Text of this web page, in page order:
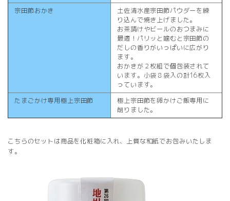
宗田節おかき
土佐清水産宗田節パウダーを練
り込んで焼き上げました。
お茶請けやビールのおつまみに
最適！パリッと噛むと宗田節の
だしの香りがいっぱいに広がり
ます。
おかきが２枚組で個包装されて
います。小袋８袋入の計16枚入
っています。
たまごかけ専用極上宗田節
極上宗田節を卵かけご飯専用に
削りました。
こちらのセットは商品を化粧箱に入れ、上質な和紙でお包みいたしま
す。